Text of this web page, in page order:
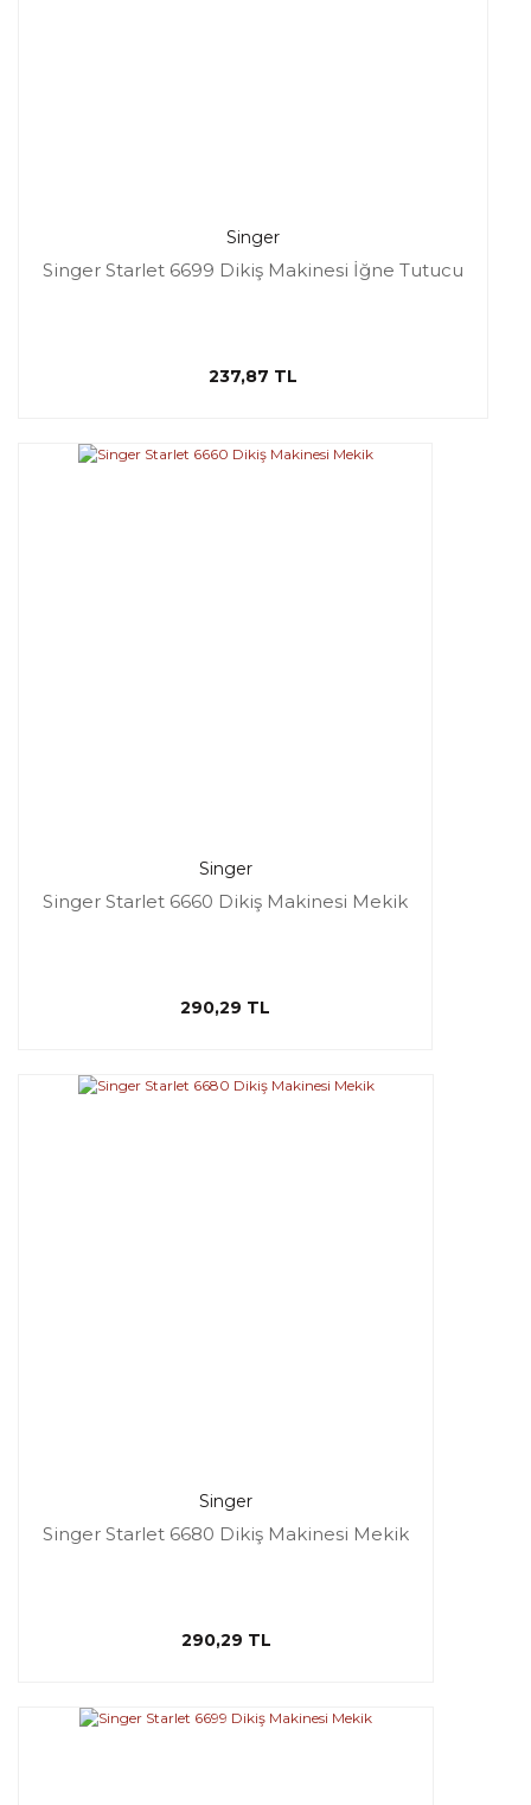
Singer
Singer Starlet 6699 Dikiş Makinesi İğne Tutucu
237,87 TL
Singer
Singer Starlet 6660 Dikiş Makinesi Mekik
290,29 TL
Singer
Singer Starlet 6680 Dikiş Makinesi Mekik
290,29 TL